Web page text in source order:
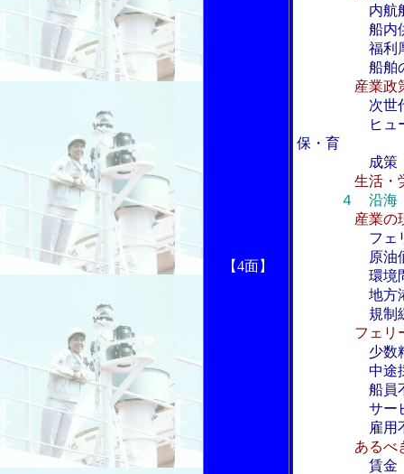
【4面】
内航
船内供食
福利厚
船舶の技
産業政策
次世
ヒューマン
保・育
成策
生活・労働
４ 沿海
産業の現
フェ
原油価格
環境問
地方港湾
規制緩
フェリー・
少数
中途採用
船員不足
サービス
雇用不安
あるべき船
賃金